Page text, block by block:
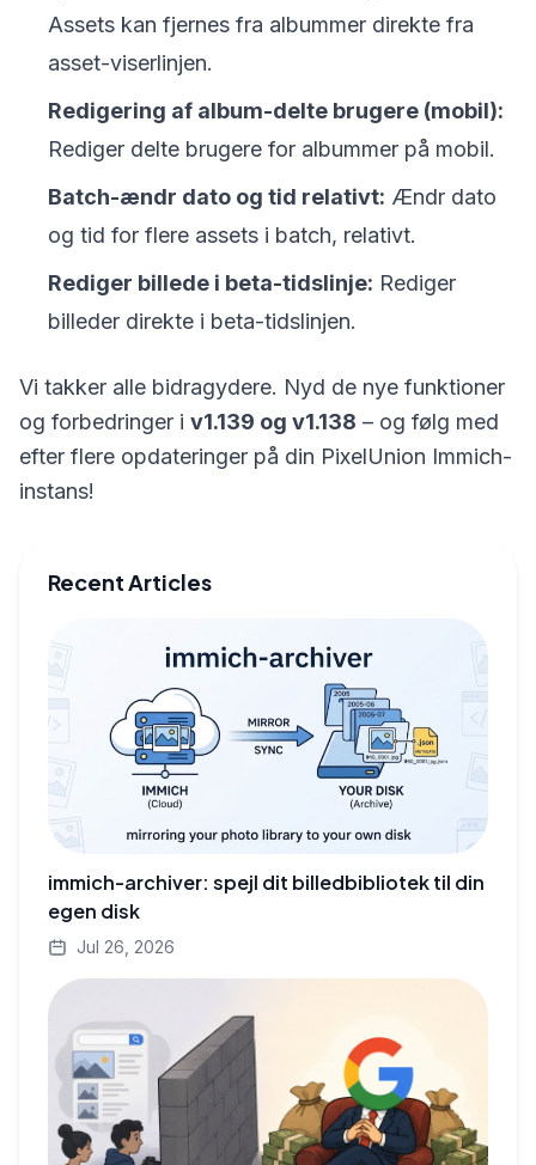
Assets kan fjernes fra albummer direkte fra
asset-viserlinjen.
Redigering af album-delte brugere (mobil):
Rediger delte brugere for albummer på mobil.
Batch-ændr dato og tid relativt: Ændr dato
og tid for flere assets i batch, relativt.
Rediger billede i beta-tidslinje: Rediger
billeder direkte i beta-tidslinjen.
Vi takker alle bidragydere. Nyd de nye funktioner
og forbedringer i v1.139 og v1.138 – og følg med
efter flere opdateringer på din PixelUnion Immich-
instans!
Recent Articles
immich-archiver: spejl dit billedbibliotek til din
egen disk
Jul 26, 2026